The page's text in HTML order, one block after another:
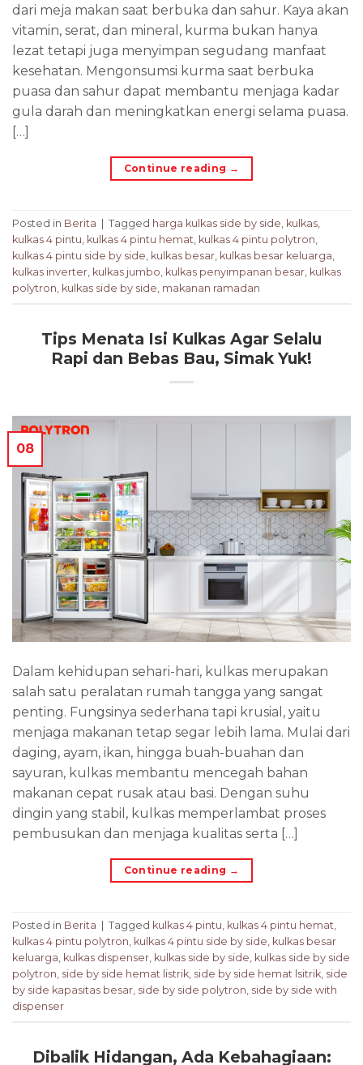
dari meja makan saat berbuka dan sahur. Kaya akan
vitamin, serat, dan mineral, kurma bukan hanya
lezat tetapi juga menyimpan segudang manfaat
kesehatan. Mengonsumsi kurma saat berbuka
puasa dan sahur dapat membantu menjaga kadar
gula darah dan meningkatkan energi selama puasa.
[…]
Continue reading →
Posted in Berita Tagged harga kulkas side by side, kulkas,
kulkas 4 pintu, kulkas 4 pintu hemat, kulkas 4 pintu polytron,
kulkas 4 pintu side by side, kulkas besar, kulkas besar keluarga,
kulkas inverter, kulkas jumbo, kulkas penyimpanan besar, kulkas
polytron, kulkas side by side, makanan ramadan
Tips Menata Isi Kulkas Agar Selalu
Rapi dan Bebas Bau, Simak Yuk!
08
Dalam kehidupan sehari-hari, kulkas merupakan
salah satu peralatan rumah tangga yang sangat
penting. Fungsinya sederhana tapi krusial, yaitu
menjaga makanan tetap segar lebih lama. Mulai dari
daging, ayam, ikan, hingga buah-buahan dan
sayuran, kulkas membantu mencegah bahan
makanan cepat rusak atau basi. Dengan suhu
dingin yang stabil, kulkas memperlambat proses
pembusukan dan menjaga kualitas serta […]
Continue reading →
Posted in Berita Tagged kulkas 4 pintu kulkas 4 pintu hemat
kulkas 4 pintu polytron kulkas 4 pintu side by side kulkas besar
keluarga kulkas dispenser kulkas side by side kulkas side by side
polytron side by side hemat listrik side by side hemat lsitrik side
by side kapasitas besar side by side polytron side by side with
dispenser
Dibalik Hidangan, Ada Kebahagiaan: